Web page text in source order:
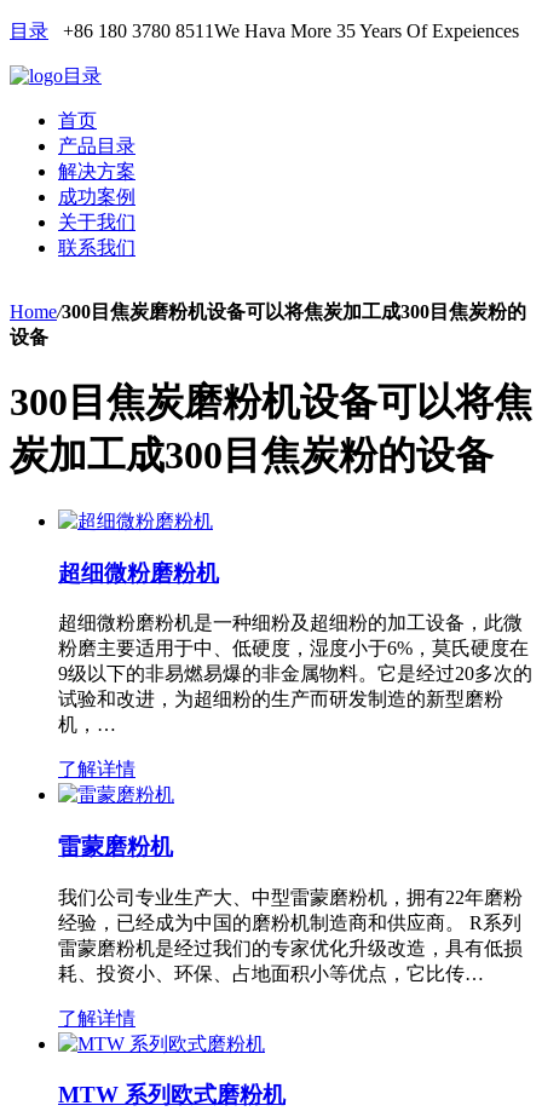
目录 +86 180 3780 8511We Hava More 35 Years Of Expeiences
目录
首页
产品目录
解决方案
成功案例
关于我们
联系我们
Home/300目焦炭磨粉机设备可以将焦炭加工成300目焦炭粉的
设备
300目焦炭磨粉机设备可以将焦
炭加工成300目焦炭粉的设备
超细微粉磨粉机
超细微粉磨粉机是一种细粉及超细粉的加工设备，此微
粉磨主要适用于中、低硬度，湿度小于6%，莫氏硬度在
9级以下的非易燃易爆的非金属物料。它是经过20多次的
试验和改进，为超细粉的生产而研发制造的新型磨粉
机，…
了解详情
雷蒙磨粉机
我们公司专业生产大、中型雷蒙磨粉机，拥有22年磨粉
经验，已经成为中国的磨粉机制造商和供应商。 R系列
雷蒙磨粉机是经过我们的专家优化升级改造，具有低损
耗、投资小、环保、占地面积小等优点，它比传…
了解详情
MTW 系列欧式磨粉机